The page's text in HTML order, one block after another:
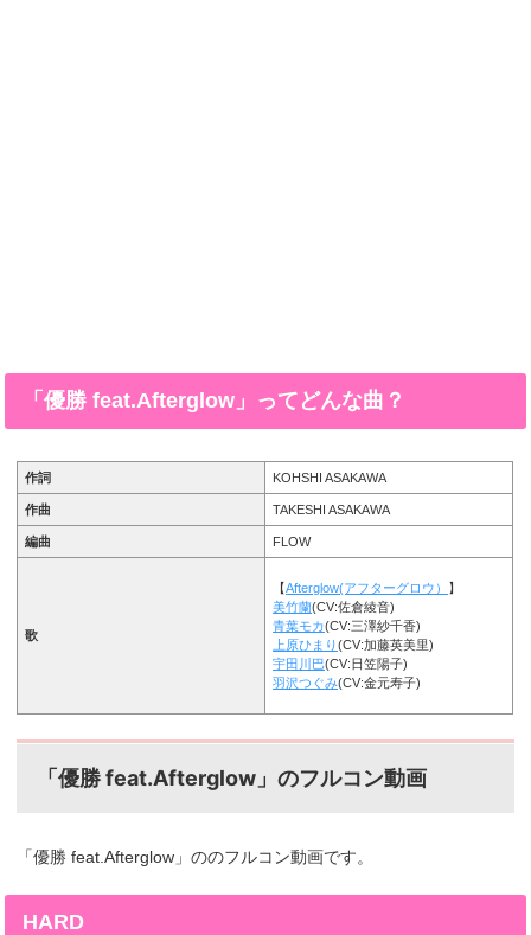
「優勝 feat.Afterglow」ってどんな曲？
作詞 KOHSHI ASAKAWA
作曲 TAKESHI ASAKAWA
編曲 FLOW
歌
【Afterglow(アフターグロウ） 】
美竹蘭(CV:佐倉綾音)
青葉モカ(CV:三澤紗千香)
上原ひまり(CV:加藤英美里)
宇田川巴(CV:日笠陽子)
羽沢つぐみ(CV:金元寿子)
「優勝 feat.Afterglow」のフルコン動画
「優勝 feat.Afterglow」ののフルコン動画です。
HARD